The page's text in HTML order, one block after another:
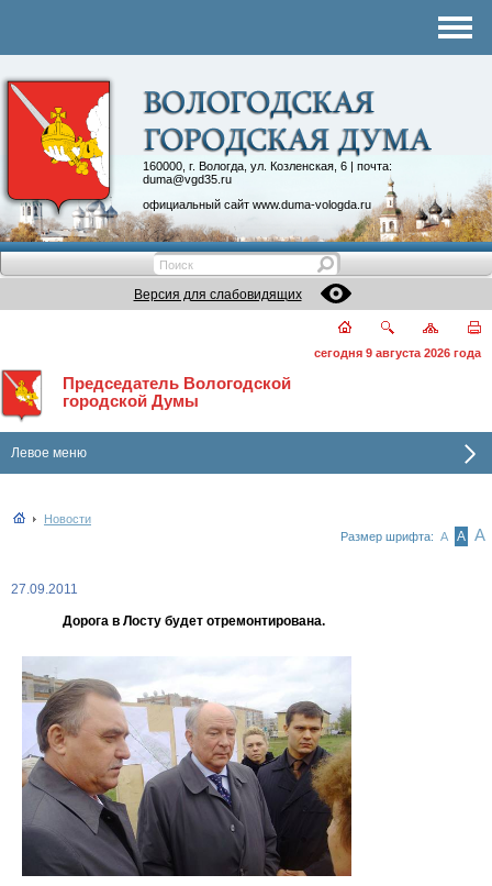
160000, г. Вологда, ул. Козленская, 6 | почта:
duma@vgd35.ru
официальный сайт www.duma-vologda.ru
Контакты
Депутатские объединения
Версия для слабовидящих
сегодня 9 августа 2026 года
Председатель Вологодской
городской Думы
Левое меню
Новости
Размер шрифта: А А А
27.09.2011
Дорога в Лосту будет отремонтирована.